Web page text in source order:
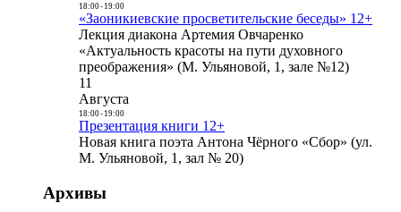
18:00- 19:00
«Заоникиевские просветительские беседы» 12+
Лекция диакона Артемия Овчаренко
«Актуальность красоты на пути духовного
преображения» (М. Ульяновой, 1, зале №12)
11
Августа
18:00- 19:00
Презентация книги 12+
Новая книга поэта Антона Чёрного «Сбор» (ул.
М. Ульяновой, 1, зал № 20)
Архивы